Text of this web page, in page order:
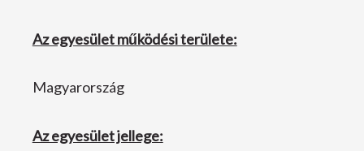
Az egyesület működési területe:
Magyarország
Az egyesület jellege: